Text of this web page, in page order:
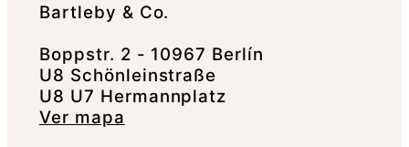
Bartleby & Co.
Boppstr. 2 - 10967 Berlín
U8 Schönleinstraße
U8 U7 Hermannplatz
Ver mapa